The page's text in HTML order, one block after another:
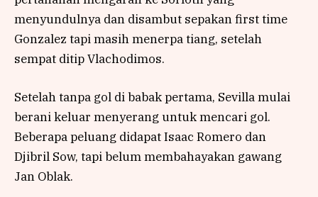
menyundulnya dan disambut sepakan first time
Gonzalez tapi masih menerpa tiang, setelah
sempat ditip Vlachodimos.
Setelah tanpa gol di babak pertama, Sevilla mulai
berani keluar menyerang untuk mencari gol.
Beberapa peluang didapat Isaac Romero dan
Djibril Sow, tapi belum membahayakan gawang
Jan Oblak.